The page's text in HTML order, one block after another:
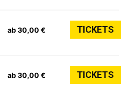
ab 30,00 € TICKETS
ab 30,00 € TICKETS